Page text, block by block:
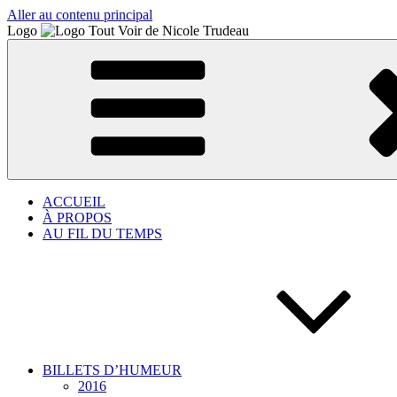
Aller au contenu principal
Logo
ACCUEIL
À PROPOS
AU FIL DU TEMPS
BILLETS D’HUMEUR
2016